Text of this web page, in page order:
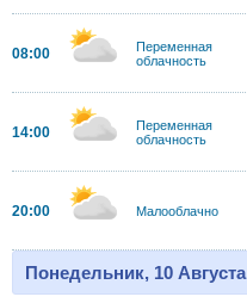
08:00
Переменная
облачность
14:00
Переменная
облачность
20:00 Малооблачно
Понедельник, 10 Августа